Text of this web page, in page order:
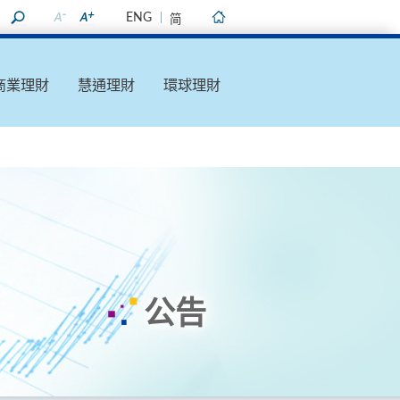
ENG 简
業理財 慧通理財 環球理財
公告